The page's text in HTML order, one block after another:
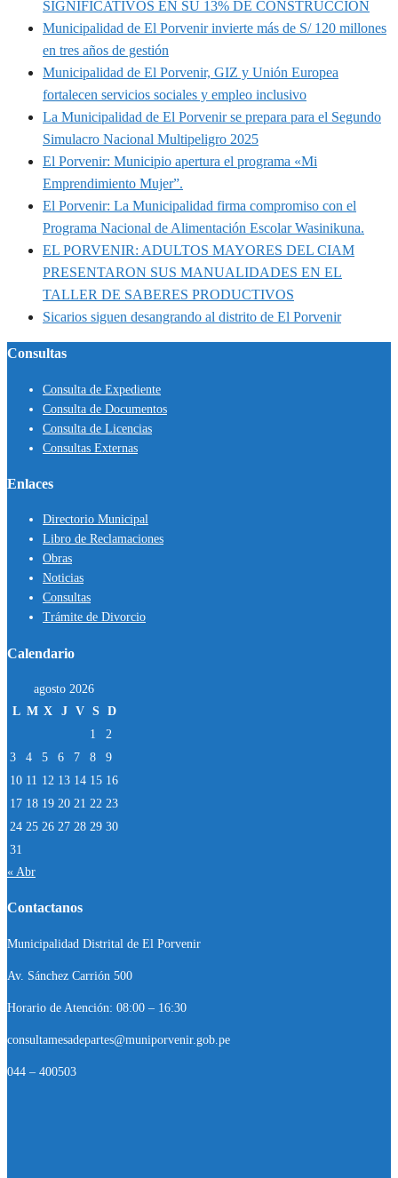
SIGNIFICATIVOS EN SU 13% DE CONSTRUCCIÓN
Municipalidad de El Porvenir invierte más de S/ 120 millones
en tres años de gestión
Municipalidad de El Porvenir, GIZ y Unión Europea
fortalecen servicios sociales y empleo inclusivo
La Municipalidad de El Porvenir se prepara para el Segundo
Simulacro Nacional Multipeligro 2025
El Porvenir: Municipio apertura el programa «Mi
Emprendimiento Mujer”.
El Porvenir: La Municipalidad firma compromiso con el
Programa Nacional de Alimentación Escolar Wasinikuna.
EL PORVENIR: ADULTOS MAYORES DEL CIAM
PRESENTARON SUS MANUALIDADES EN EL
TALLER DE SABERES PRODUCTIVOS
Sicarios siguen desangrando al distrito de El Porvenir
Consultas
Consulta de Expediente
Consulta de Documentos
Consulta de Licencias
Consultas Externas
Enlaces
Directorio Municipal
Libro de Reclamaciones
Obras
Noticias
Consultas
Trámite de Divorcio
Calendario
agosto 2026
L M X J V S D
1
2
3
4 5 6 7 8
9
10 11 12 13 14 15 16
17 18 19 20 21 22 23
24 25 26 27 28 29 30
31
« Abr
Contactanos
Municipalidad Distrital de El Porvenir
Av. Sánchez Carrión 500
Horario de Atención: 08:00 – 16:30
consultamesadepartes@muniporvenir.gob.pe
044 – 400503